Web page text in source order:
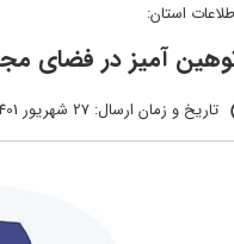
استان:
آمیز در
تاریخ و زمان ارسال: 27 شهریور 1401 ساعت 10:13